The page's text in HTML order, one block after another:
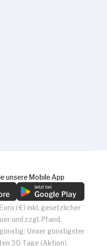
unsere Mobile App
(€) inkl. gesetzlicher
und zzgl. Pfand.
Unser günstigster
30 Tage (Aktion)